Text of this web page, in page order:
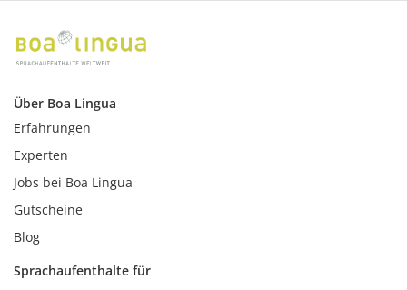
Über Boa Lingua
Erfahrungen
Experten
Jobs bei Boa Lingua
Gutscheine
Blog
Sprachaufenthalte für